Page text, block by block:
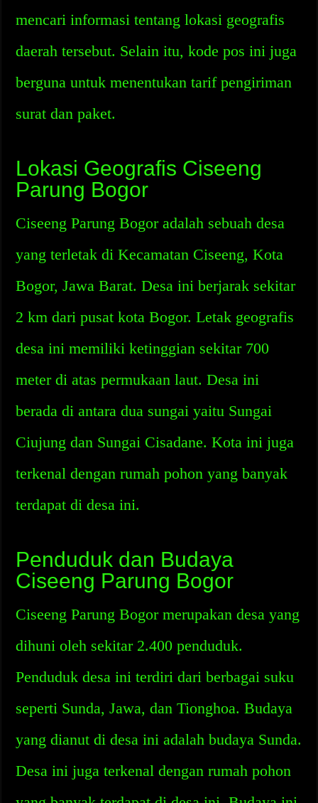
mencari informasi tentang lokasi geografis
daerah tersebut. Selain itu, kode pos ini juga
berguna untuk menentukan tarif pengiriman
surat dan paket.
Lokasi Geografis Ciseeng
Parung Bogor
Ciseeng Parung Bogor adalah sebuah desa
yang terletak di Kecamatan Ciseeng, Kota
Bogor, Jawa Barat. Desa ini berjarak sekitar
2 km dari pusat kota Bogor. Letak geografis
desa ini memiliki ketinggian sekitar 700
meter di atas permukaan laut. Desa ini
berada di antara dua sungai yaitu Sungai
Ciujung dan Sungai Cisadane. Kota ini juga
terkenal dengan rumah pohon yang banyak
terdapat di desa ini.
Penduduk dan Budaya
Ciseeng Parung Bogor
Ciseeng Parung Bogor merupakan desa yang
dihuni oleh sekitar 2.400 penduduk.
Penduduk desa ini terdiri dari berbagai suku
seperti Sunda, Jawa, dan Tionghoa. Budaya
yang dianut di desa ini adalah budaya Sunda.
Desa ini juga terkenal dengan rumah pohon